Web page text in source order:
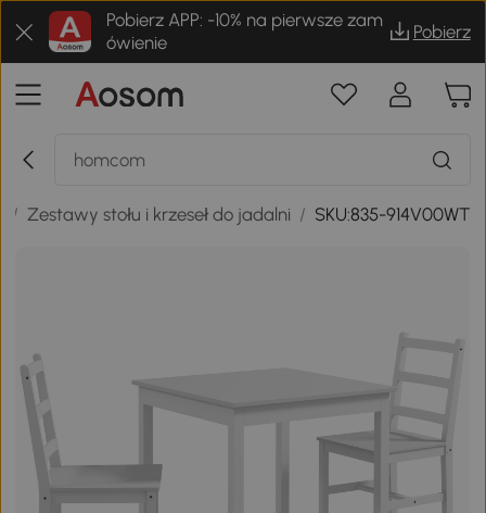
Pobierz APP: -10% na pierwsze zam
ówienie
Pobierz
/ Zestawy stołu i krzeseł do jadalni / SKU:835-914V00WT